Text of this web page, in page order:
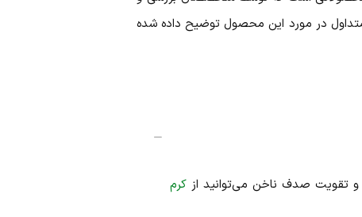
در مورد این محصول توضیح داده شده
تقویت صدف ناخن می‌توانید از کرم